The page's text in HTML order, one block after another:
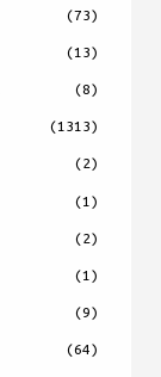
(73)
(13)
(8)
(1313)
(2)
(1)
(2)
(1)
(9)
(64)